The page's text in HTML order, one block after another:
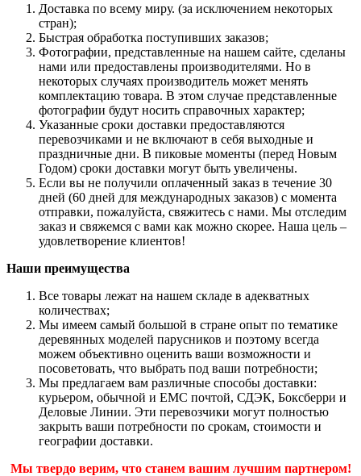
Доставка по всему миру. (за исключением некоторых
стран);
Быстрая обработка поступивших заказов;
Фотографии, представленные на нашем сайте, сделаны
нами или предоставлены производителями. Но в
некоторых случаях производитель может менять
комплектацию товара. В этом случае представленные
фотографии будут носить справочных характер;
Указанные сроки доставки предоставляются
перевозчиками и не включают в себя выходные и
праздничные дни. В пиковые моменты (перед Новым
Годом) сроки доставки могут быть увеличены.
Если вы не получили оплаченный заказ в течение 30
дней (60 дней для международных заказов) с момента
отправки, пожалуйста, свяжитесь с нами. Мы отследим
заказ и свяжемся с вами как можно скорее. Наша цель –
удовлетворение клиентов!
Наши преимущества
Все товары лежат на нашем складе в адекватных
количествах;
Мы имеем самый большой в стране опыт по тематике
деревянных моделей парусников и поэтому всегда
можем объективно оценить ваши возможности и
посоветовать, что выбрать под ваши потребности;
Мы предлагаем вам различные способы доставки:
курьером, обычной и ЕМС почтой, СДЭК, Боксберри и
Деловые Линии. Эти перевозчики могут полностью
закрыть ваши потребности по срокам, стоимости и
географии доставки.
Мы твердо верим, что станем вашим лучшим партнером!